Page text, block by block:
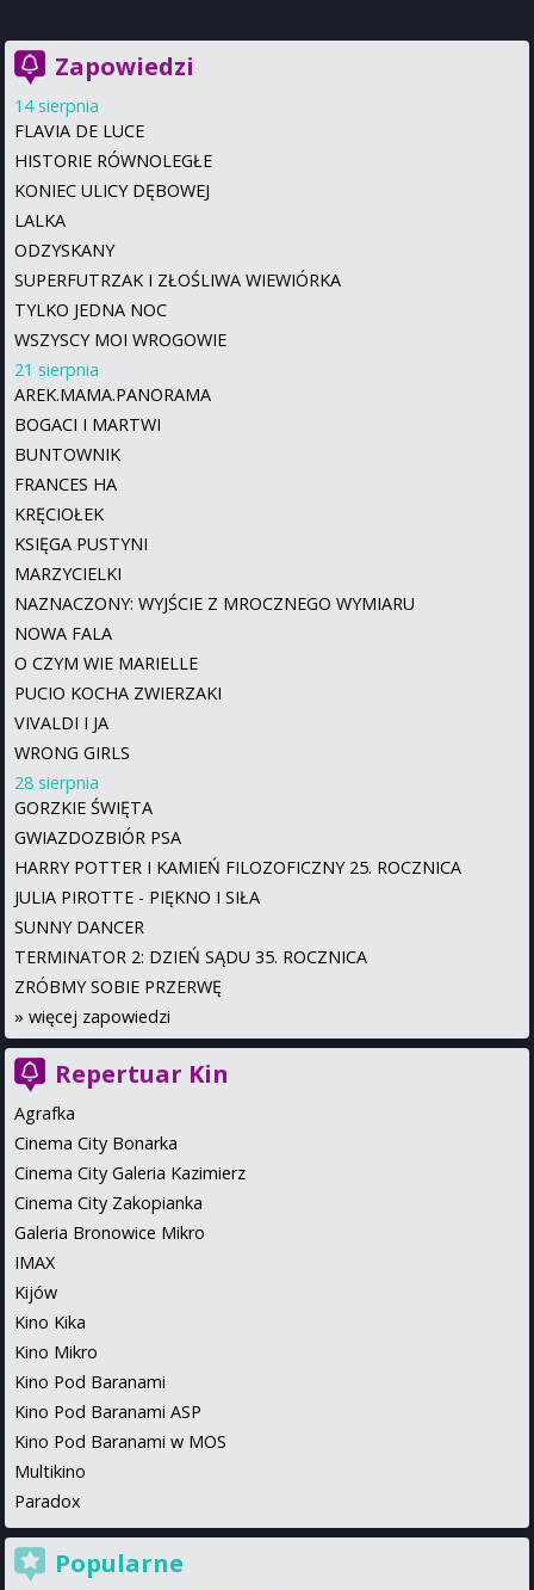
Zapowiedzi
14 sierpnia
FLAVIA DE LUCE
HISTORIE RÓWNOLEGŁE
KONIEC ULICY DĘBOWEJ
LALKA
ODZYSKANY
SUPERFUTRZAK I ZŁOŚLIWA WIEWIÓRKA
TYLKO JEDNA NOC
WSZYSCY MOI WROGOWIE
21 sierpnia
AREK.MAMA.PANORAMA
BOGACI I MARTWI
BUNTOWNIK
FRANCES HA
KRĘCIOŁEK
KSIĘGA PUSTYNI
MARZYCIELKI
NAZNACZONY: WYJŚCIE Z MROCZNEGO WYMIARU
NOWA FALA
O CZYM WIE MARIELLE
PUCIO KOCHA ZWIERZAKI
VIVALDI I JA
WRONG GIRLS
28 sierpnia
GORZKIE ŚWIĘTA
GWIAZDOZBIÓR PSA
HARRY POTTER I KAMIEŃ FILOZOFICZNY 25. ROCZNICA
JULIA PIROTTE - PIĘKNO I SIŁA
SUNNY DANCER
TERMINATOR 2: DZIEŃ SĄDU 35. ROCZNICA
ZRÓBMY SOBIE PRZERWĘ
» więcej zapowiedzi
Repertuar Kin
Agrafka
Cinema City Bonarka
Cinema City Galeria Kazimierz
Cinema City Zakopianka
Galeria Bronowice Mikro
IMAX
Kijów
Kino Kika
Kino Mikro
Kino Pod Baranami
Kino Pod Baranami ASP
Kino Pod Baranami w MOS
Multikino
Paradox
Popularne